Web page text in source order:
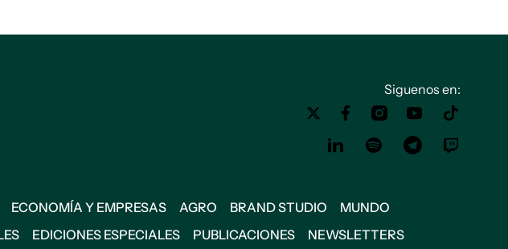
Siguenos en:
ECONOMÍA Y EMPRESAS AGRO BRAND STUDIO
MUNDO
EDICIONES ESPECIALES PUBLICACIONES NEWSLETTERS